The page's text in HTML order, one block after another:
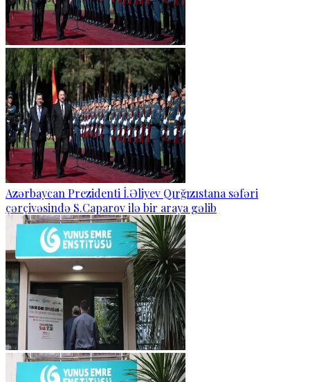
Azərbaycan Prezidenti İ.Əliyev Qırğızıstana səfəri
çərçivəsində S.Caparov ilə bir araya gəlib